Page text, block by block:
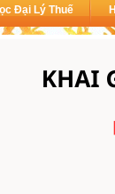
Đại Lý Thuế